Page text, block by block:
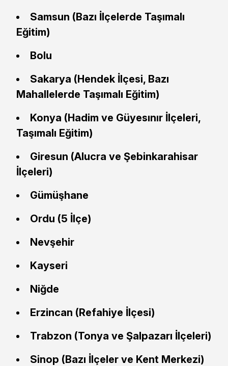
Samsun (Bazı İlçelerde Taşımalı
Eğitim)
Bolu
Sakarya (Hendek İlçesi, Bazı
Mahallelerde Taşımalı Eğitim)
Konya (Hadim ve Güyesınır İlçeleri,
Taşımalı Eğitim)
Giresun (Alucra ve Şebinkarahisar
İlçeleri)
Gümüşhane
Ordu (5 İlçe)
Nevşehir
Kayseri
Niğde
Erzincan (Refahiye İlçesi)
Trabzon (Tonya ve Şalpazarı İlçeleri)
Sinop (Bazı İlçeler ve Kent Merkezi)